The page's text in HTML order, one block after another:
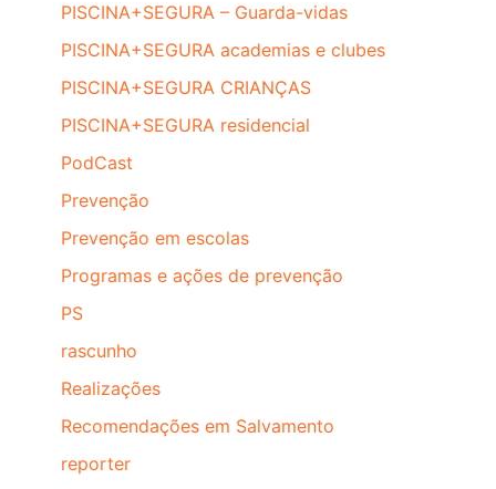
PISCINA+SEGURA – Guarda-vidas
PISCINA+SEGURA academias e clubes
PISCINA+SEGURA CRIANÇAS
PISCINA+SEGURA residencial
PodCast
Prevenção
Prevenção em escolas
Programas e ações de prevenção
PS
rascunho
Realizações
Recomendações em Salvamento
reporter